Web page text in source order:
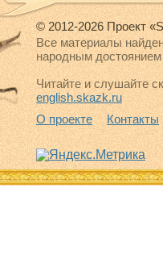
© 2012-2026 Проект
Все материалы
народным достоянием
Читайте и слушайте
english.skazk.ru
О проекте
Контакты